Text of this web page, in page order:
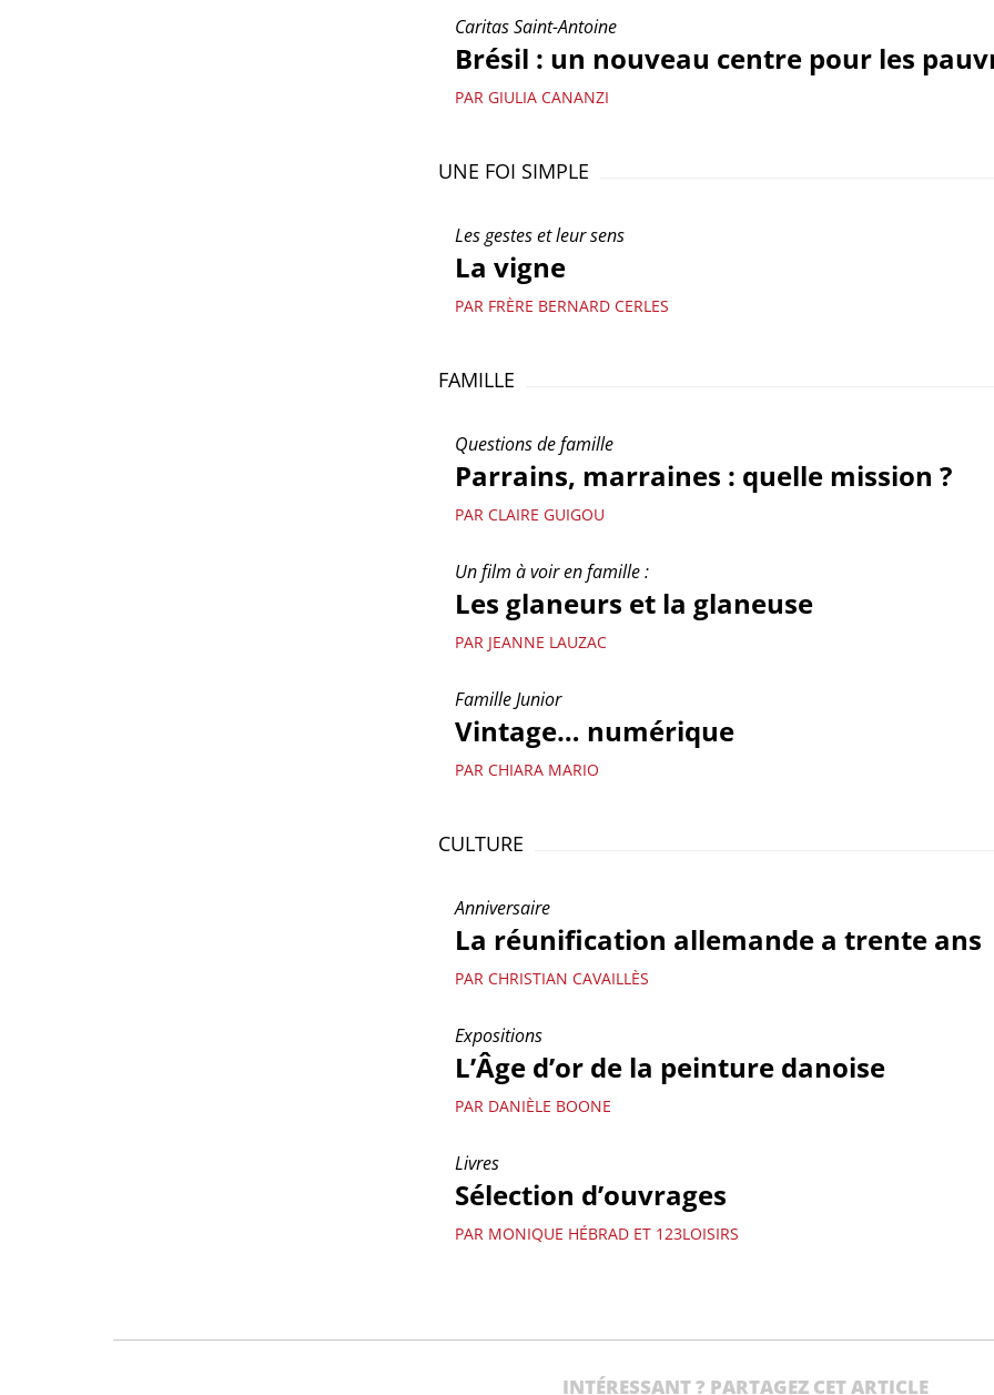
Caritas Saint-Antoine
Brésil : un nouveau centre pour les
PAR GIULIA CANANZI
UNE FOI SIMPLE
Les gestes et leur sens
La vigne
PAR FRÈRE BERNARD CERLES
FAMILLE
Questions de famille
Parrains, marraines : quelle mission ?
PAR CLAIRE GUIGOU
Un film à voir en famille :
Les glaneurs et la glaneuse
PAR JEANNE LAUZAC
Famille Junior
Vintage… numérique
PAR CHIARA MARIO
CULTURE
Anniversaire
La réunification allemande a trente ans
PAR CHRISTIAN CAVAILLÈS
Expositions
L’Âge d’or de la peinture danoise
PAR DANIÈLE BOONE
Livres
Sélection d’ouvrages
PAR MONIQUE HÉBRAD ET 123LOISIRS
INTÉRESSANT ? PARTAGEZ CET ARTICLE